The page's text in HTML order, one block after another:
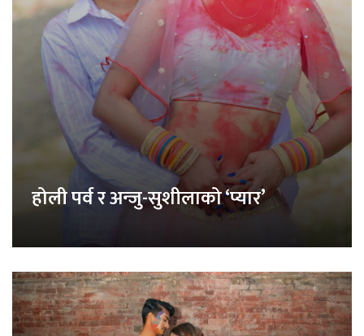
होली पर्व र अन्जु-सुशीलाको ‘प्यार’